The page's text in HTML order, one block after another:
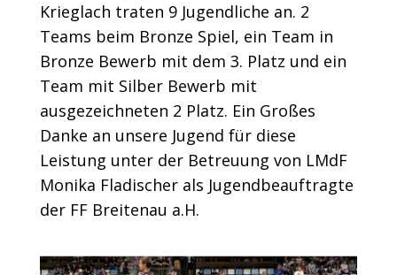
Krieglach traten 9 Jugendliche an. 2
Teams beim Bronze Spiel, ein Team in
Bronze Bewerb mit dem 3. Platz und ein
Team mit Silber Bewerb mit
ausgezeichneten 2 Platz. Ein Großes
Danke an unsere Jugend für diese
Leistung unter der Betreuung von LMdF
Monika Fladischer als Jugendbeauftragte
der FF Breitenau a.H.